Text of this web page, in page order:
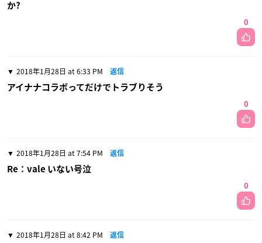
か?
0
2018年1月28日 at 6:33 PM 返信
アイナナコラボってだけでトラブりそう
0
2018年1月28日 at 7:54 PM 返信
Re：vale いない号泣
0
2018年1月28日 at 8:42 PM 返信